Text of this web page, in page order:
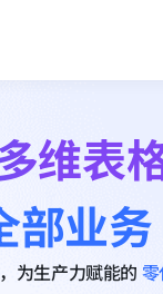
维表
部业务
为生产力赋能的